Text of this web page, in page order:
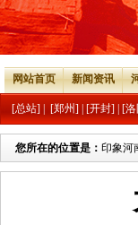
网站首页 新闻资讯
[总站] [郑州] [开封] [
您所在的位置是： 印象河